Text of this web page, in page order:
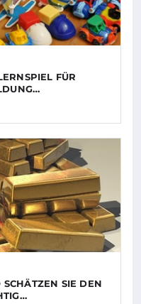
FÜR
SIE DEN